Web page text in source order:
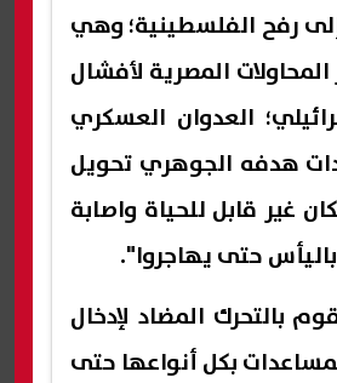
رفح الفلسطينية؛ وهي
المصرية لأفشال
العدوان العسكري
هدفه الجوهري تحويل
غير قابل للحياة واصابة
حتى يهاجروا".
بالتحرك المضاد لإدخال
بكل أنواعها حتى